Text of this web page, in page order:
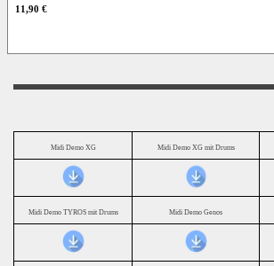
11,90 €
Midi Demo XG Midi Demo XG mit Drums
Midi Demo TYROS mit Drums Midi Demo Genos